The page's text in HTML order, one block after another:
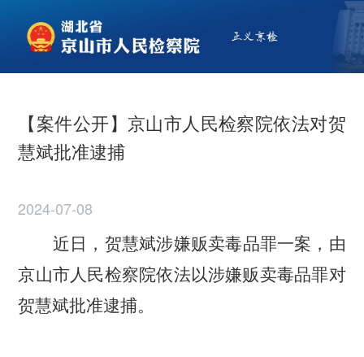
【案件公开】京山市人民检察院依法对贺
慧斌批准逮捕
2024-07-08
近日， 贺慧斌涉嫌贩卖毒品罪一案，由
京山市人民检察院依法以涉嫌贩卖毒品罪对
贺慧斌批准逮捕。